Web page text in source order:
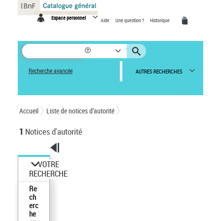
Espace personnel Aide Une question ? Historique
Recherche avancée AUTRES RECHERCHES
Accueil Liste de notices d’autorité
1 Notices d'autorité
VOTRE
RECHERCHE
Re
ch
erc
he
Panneau de gestion des cookies